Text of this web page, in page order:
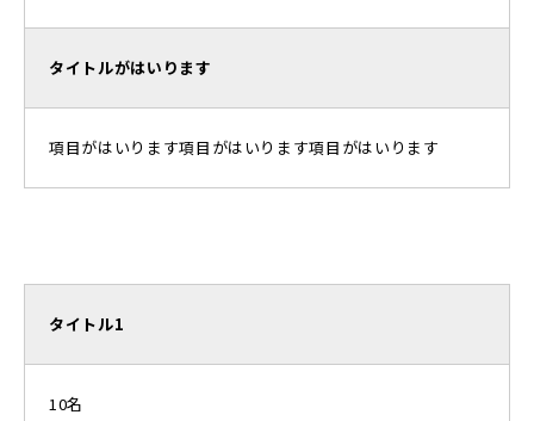
タイトルがはいります
項目がはいります項目がはいります項目がはいります
タイトル1
10名